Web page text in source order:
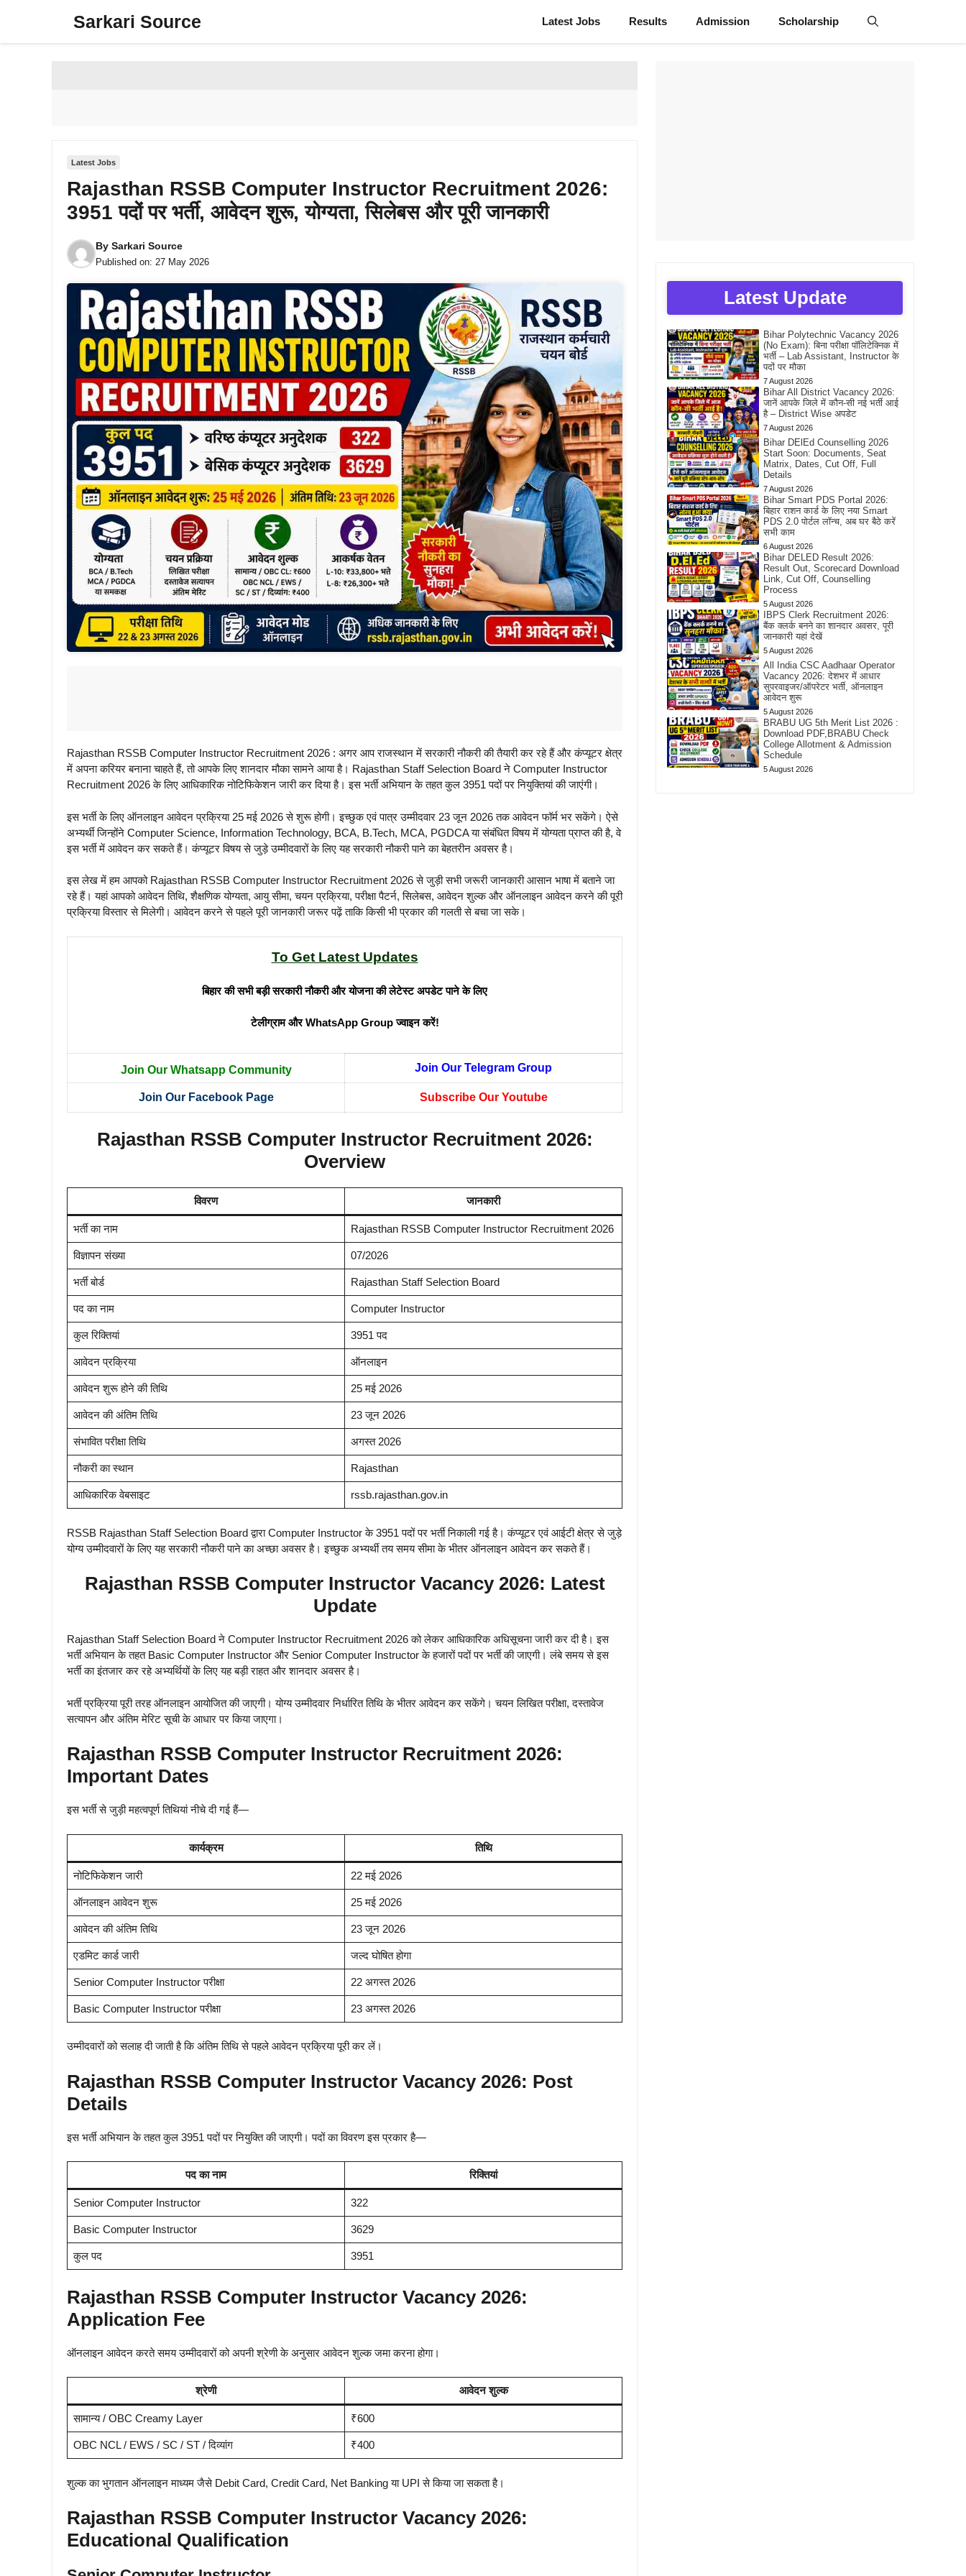
Sarkari Source Latest Jobs Results Admission Scholarship
Latest Jobs
Rajasthan RSSB Computer Instructor Recruitment 2026:
3951 पदों पर भर्ती, आवेदन शुरू, योग्यता, सिलेबस और पूरी जानकारी
By Sarkari Source
Published on: 27 May 2026
Rajasthan RSSB Computer Instructor Recruitment 2026 : अगर आप राजस्थान में सरकारी नौकरी की तैयारी कर रहे हैं और कंप्यूटर क्षेत्र
में अपना करियर बनाना चाहते हैं, तो आपके लिए शानदार मौका सामने आया है। Rajasthan Staff Selection Board ने Computer Instructor
Recruitment 2026 के लिए आधिकारिक नोटिफिकेशन जारी कर दिया है। इस भर्ती अभियान के तहत कुल 3951 पदों पर नियुक्तियां की जाएंगी।
इस भर्ती के लिए ऑनलाइन आवेदन प्रक्रिया 25 मई 2026 से शुरू होगी। इच्छुक एवं पात्र उम्मीदवार 23 जून 2026 तक आवेदन फॉर्म भर सकेंगे। ऐसे
अभ्यर्थी जिन्होंने Computer Science, Information Technology, BCA, B.Tech, MCA, PGDCA या संबंधित विषय में योग्यता प्राप्त की है, वे
इस भर्ती में आवेदन कर सकते हैं। कंप्यूटर विषय से जुड़े उम्मीदवारों के लिए यह सरकारी नौकरी पाने का बेहतरीन अवसर है।
इस लेख में हम आपको Rajasthan RSSB Computer Instructor Recruitment 2026 से जुड़ी सभी जरूरी जानकारी आसान भाषा में बताने जा
रहे हैं। यहां आपको आवेदन तिथि, शैक्षणिक योग्यता, आयु सीमा, चयन प्रक्रिया, परीक्षा पैटर्न, सिलेबस, आवेदन शुल्क और ऑनलाइन आवेदन करने की पूरी
प्रक्रिया विस्तार से मिलेगी। आवेदन करने से पहले पूरी जानकारी जरूर पढ़ें ताकि किसी भी प्रकार की गलती से बचा जा सके।
To Get Latest Updates
बिहार की सभी बड़ी सरकारी नौकरी और योजना की लेटेस्ट अपडेट पाने के लिए
टेलीग्राम और WhatsApp Group ज्वाइन करें!
Join Our Whatsapp Community Join Our Telegram Group
Join Our Facebook Page Subscribe Our Youtube
Rajasthan RSSB Computer Instructor Recruitment 2026:
Overview
विवरण जानकारी
भर्ती का नाम Rajasthan RSSB Computer Instructor Recruitment 2026
विज्ञापन संख्या 07/2026
भर्ती बोर्ड Rajasthan Staff Selection Board
पद का नाम Computer Instructor
कुल रिक्तियां 3951 पद
आवेदन प्रक्रिया ऑनलाइन
आवेदन शुरू होने की तिथि 25 मई 2026
आवेदन की अंतिम तिथि 23 जून 2026
संभावित परीक्षा तिथि अगस्त 2026
नौकरी का स्थान Rajasthan
आधिकारिक वेबसाइट rssb.rajasthan.gov.in
RSSB Rajasthan Staff Selection Board द्वारा Computer Instructor के 3951 पदों पर भर्ती निकाली गई है। कंप्यूटर एवं आईटी क्षेत्र से जुड़े
योग्य उम्मीदवारों के लिए यह सरकारी नौकरी पाने का अच्छा अवसर है। इच्छुक अभ्यर्थी तय समय सीमा के भीतर ऑनलाइन आवेदन कर सकते हैं।
Rajasthan RSSB Computer Instructor Vacancy 2026: Latest
Update
Rajasthan Staff Selection Board ने Computer Instructor Recruitment 2026 को लेकर आधिकारिक अधिसूचना जारी कर दी है। इस
भर्ती अभियान के तहत Basic Computer Instructor और Senior Computer Instructor के हजारों पदों पर भर्ती की जाएगी। लंबे समय से इस
भर्ती का इंतजार कर रहे अभ्यर्थियों के लिए यह बड़ी राहत और शानदार अवसर है।
भर्ती प्रक्रिया पूरी तरह ऑनलाइन आयोजित की जाएगी। योग्य उम्मीदवार निर्धारित तिथि के भीतर आवेदन कर सकेंगे। चयन लिखित परीक्षा, दस्तावेज
सत्यापन और अंतिम मेरिट सूची के आधार पर किया जाएगा।
Rajasthan RSSB Computer Instructor Recruitment 2026:
Important Dates
इस भर्ती से जुड़ी महत्वपूर्ण तिथियां नीचे दी गई हैं—
कार्यक्रम तिथि
नोटिफिकेशन जारी 22 मई 2026
ऑनलाइन आवेदन शुरू 25 मई 2026
आवेदन की अंतिम तिथि 23 जून 2026
एडमिट कार्ड जारी जल्द घोषित होगा
Senior Computer Instructor परीक्षा 22 अगस्त 2026
Basic Computer Instructor परीक्षा 23 अगस्त 2026
उम्मीदवारों को सलाह दी जाती है कि अंतिम तिथि से पहले आवेदन प्रक्रिया पूरी कर लें।
Rajasthan RSSB Computer Instructor Vacancy 2026: Post
Details
इस भर्ती अभियान के तहत कुल 3951 पदों पर नियुक्ति की जाएगी। पदों का विवरण इस प्रकार है—
पद का नाम रिक्तियां
Senior Computer Instructor 322
Basic Computer Instructor 3629
कुल पद 3951
Rajasthan RSSB Computer Instructor Vacancy 2026:
Application Fee
ऑनलाइन आवेदन करते समय उम्मीदवारों को अपनी श्रेणी के अनुसार आवेदन शुल्क जमा करना होगा।
श्रेणी आवेदन शुल्क
सामान्य / OBC Creamy Layer ₹600
OBC NCL / EWS / SC / ST / दिव्यांग ₹400
शुल्क का भुगतान ऑनलाइन माध्यम जैसे Debit Card, Credit Card, Net Banking या UPI से किया जा सकता है।
Rajasthan RSSB Computer Instructor Vacancy 2026:
Educational Qualification
Latest Update
Bihar Polytechnic Vacancy 2026
(No Exam): बिना परीक्षा पॉलिटेक्निक में
भर्ती – Lab Assistant, Instructor के
पदों पर मौका
7 August 2026
Bihar All District Vacancy 2026:
जानें आपके जिले में कौन-सी नई भर्ती आई
है – District Wise अपडेट
7 August 2026
Bihar DElEd Counselling 2026
Start Soon: Documents, Seat
Matrix, Dates, Cut Off, Full
Details
7 August 2026
Bihar Smart PDS Portal 2026:
बिहार राशन कार्ड के लिए नया Smart
PDS 2.0 पोर्टल लॉन्च, अब घर बैठे करें
सभी काम
6 August 2026
Bihar DELED Result 2026:
Result Out, Scorecard Download
Link, Cut Off, Counselling
Process
5 August 2026
IBPS Clerk Recruitment 2026:
बैंक क्लर्क बनने का शानदार अवसर, पूरी
जानकारी यहां देखें
5 August 2026
All India CSC Aadhaar Operator
Vacancy 2026: देशभर में आधार
सुपरवाइजर/ऑपरेटर भर्ती, ऑनलाइन
आवेदन शुरू
5 August 2026
BRABU UG 5th Merit List 2026 :
Download PDF,BRABU Check
College Allotment & Admission
Schedule
5 August 2026